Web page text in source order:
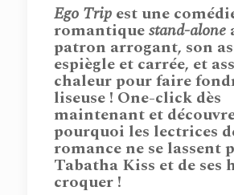
Ego Trip est une
romantiquestand-alone
patron arrogant, son
espiègle et carrée, et
chaleur pour faire
liseuse ! One-click dès
maintenant et
pourquoi les lectrices
romance ne se lassent
Tabatha Kiss et de ses
croquer !